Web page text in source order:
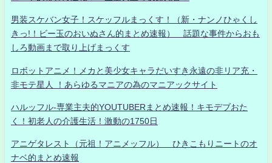
男装スケバン女子！スケッフルまっくす！（新・ナンノひゃくし
きっ!！ビー玉のおいぬさん的まとめ速報） 話題な事件からおも
しろ動画まで取り上げまっくす
ロボットアニメ！メカと美少女キャラだいすき永遠の非リア充・
非モテ星人 ！あらゆるマニアの為のマニアックサイト
ハルッフル-専業主夫的YOUTUBERまとめ速報！キモデブおた
く！初老人の介護生活！激動の1750日
アニゲタレスト（元祖！アニメッフル） ひきこもりニートのオ
ナベ的まとめ速報